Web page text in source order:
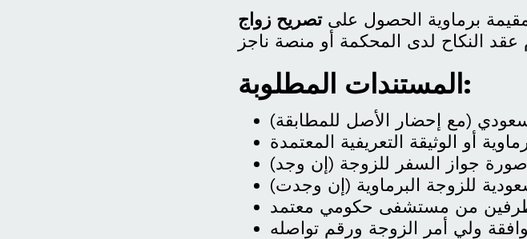
برماوية الحصول علىتصريح زواج
المستندات المطلوبة: